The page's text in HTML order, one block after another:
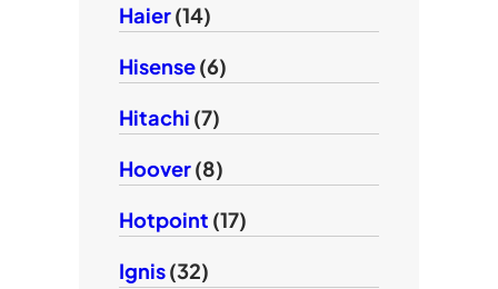
Haier(14)
Hisense(6)
Hitachi (7)
Hoover(8)
Hotpoint (17)
Ignis(32)